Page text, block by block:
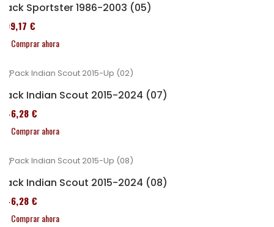
Pack Sportster 1986-2003 (05)
299,17 €
Comprar ahora
Pack Indian Scout 2015-2024 (07)
246,28 €
Comprar ahora
Pack Indian Scout 2015-2024 (08)
246,28 €
Comprar ahora